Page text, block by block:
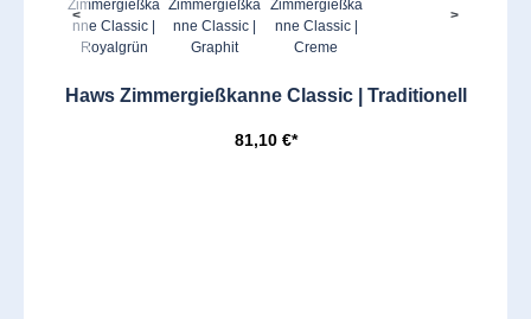
< >
Haws Zimmergießkanne Classic | Traditionell
81,10 €*